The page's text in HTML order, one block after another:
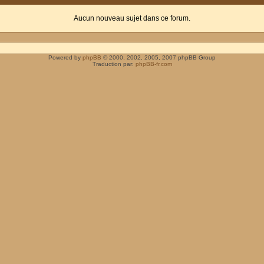
Aucun nouveau sujet dans ce forum.
Powered by phpBB © 2000, 2002, 2005, 2007 phpBB Group
Traduction par: phpBB-fr.com